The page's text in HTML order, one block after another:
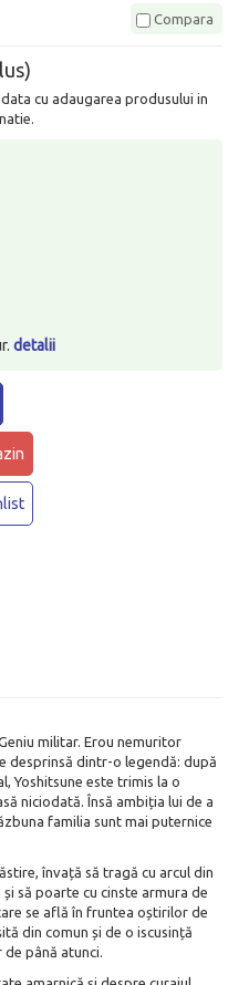
Compara
cu adaugarea produsului in
detalii
militar. Erou nemuritor
desprinsă dintr-o legendă: după
Yoshitsune este trimis la o
niciodată. Însă ambiția lui de a
familia sunt mai puternice
învață să tragă cu arcul din
să poarte cu cinste armura de
se află în fruntea oștirilor de
din comun și de o iscusință
până atunci.